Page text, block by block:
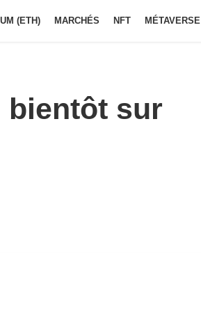
(ETH) MARCHÉS NFT MÉTAVERSE
bientôt sur